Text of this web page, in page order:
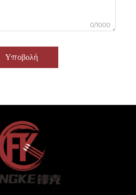
0/1000
Υποβολή